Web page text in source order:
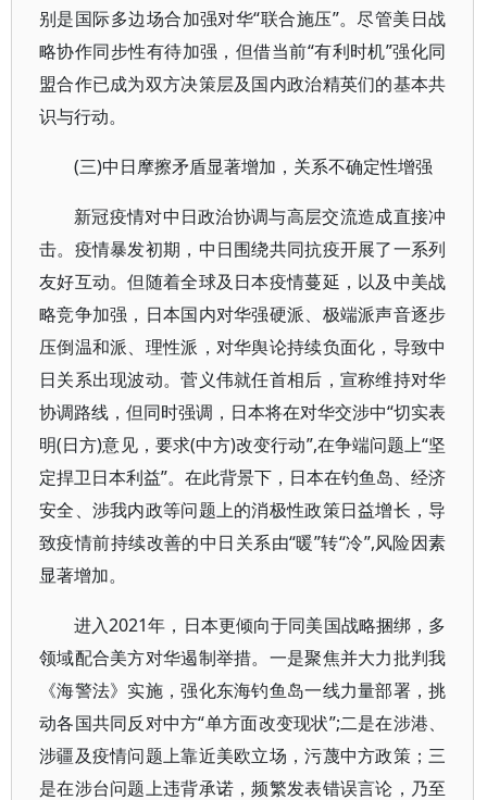
别是国际多边场合加强对华“联合施压”。尽管美日战
略协作同步性有待加强，但借当前“有利时机”强化同
盟合作已成为双方决策层及国内政治精英们的基本共
识与行动。
(三)中日摩擦矛盾显著增加，关系不确定性增强
新冠疫情对中日政治协调与高层交流造成直接冲
击。疫情暴发初期，中日围绕共同抗疫开展了一系列
友好互动。但随着全球及日本疫情蔓延，以及中美战
略竞争加强，日本国内对华强硬派、极端派声音逐步
压倒温和派、理性派，对华舆论持续负面化，导致中
日关系出现波动。菅义伟就任首相后，宣称维持对华
协调路线，但同时强调，日本将在对华交涉中“切实表
明(日方)意见，要求(中方)改变行动”,在争端问题上“坚
定捍卫日本利益”。在此背景下，日本在钓鱼岛、经济
安全、涉我内政等问题上的消极性政策日益增长，导
致疫情前持续改善的中日关系由“暖”转“冷”,风险因素
显著增加。
进入2021年，日本更倾向于同美国战略捆绑，多
领域配合美方对华遏制举措。一是聚焦并大力批判我
《海警法》实施，强化东海钓鱼岛一线力量部署，挑
动各国共同反对中方“单方面改变现状”;二是在涉港、
涉疆及疫情问题上靠近美欧立场，污蔑中方政策；三
是在涉台问题上违背承诺，频繁发表错误言论，乃至